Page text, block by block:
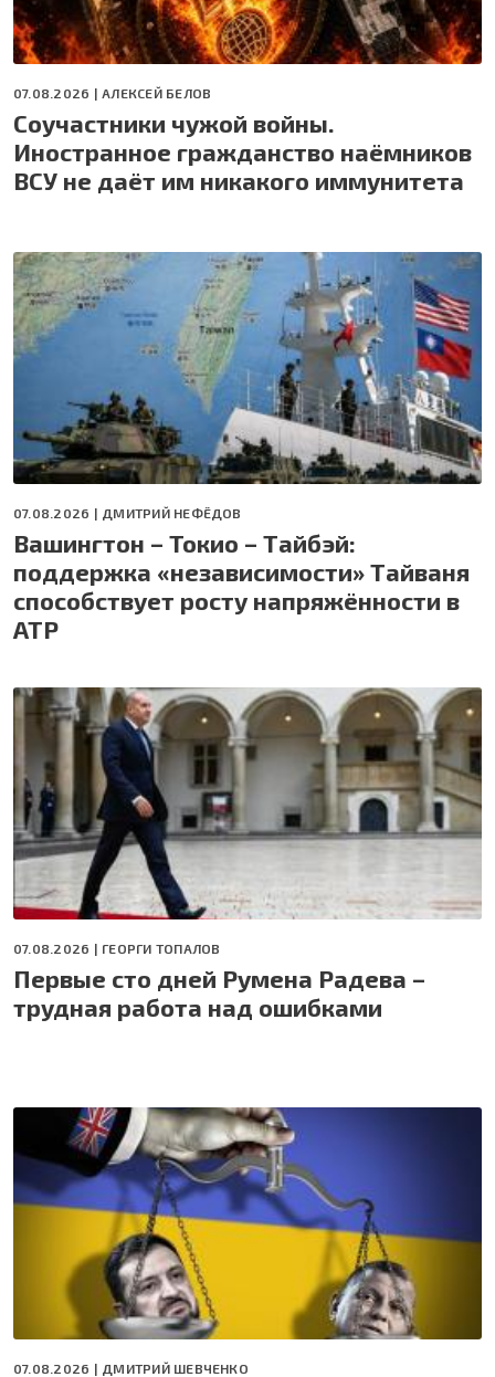
07.08.2026 |АЛЕКСЕЙ БЕЛОВ
Соучастники чужой войны.
Иностранное гражданство наёмников
ВСУ не даёт им никакого иммунитета
07.08.2026 | ДМИТРИЙ НЕФЁДОВ
Вашингтон – Токио – Тайбэй:
поддержка «независимости» Тайваня
способствует росту напряжённости в
АТР
07.08.2026 | ГЕОРГИ ТОПАЛОВ
Первые сто дней Румена Радева –
трудная работа над ошибками
07.08.2026 | ДМИТРИЙ ШЕВЧЕНКО